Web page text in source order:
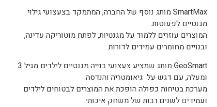
SmartMax מותג נוסף של החברה, המתמקד בצעצועי גילוי
מגנטיים לפעוטות.
המוצרים עוזרים ללמוד על מגנטיות, לפתח מוטוריקה עדינה,
ובנויים מחומרים עמידים לדורות.
GeoSmart מותג שמציע צעצועי בנייה מגנטיים לילדים מגיל 3
ומעלה, עם דגש על גיאומטריה והנדסה.
מערכת בטיחות כפולה הופכת את המוצרים לבטוחים לילדים
ועמידים לשנים רבות של משחק איכותי.